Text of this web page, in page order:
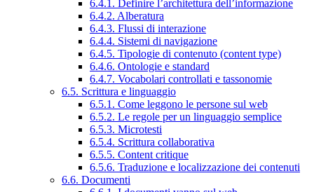
6.4.1. Definire l’architettura dell’informazione
6.4.2. Alberatura
6.4.3. Flussi di interazione
6.4.4. Sistemi di navigazione
6.4.5. Tipologie di contenuto (content type)
6.4.6. Ontologie e standard
6.4.7. Vocabolari controllati e tassonomie
6.5. Scrittura e linguaggio
6.5.1. Come leggono le persone sul web
6.5.2. Le regole per un linguaggio semplice
6.5.3. Microtesti
6.5.4. Scrittura collaborativa
6.5.5. Content critique
6.5.6. Traduzione e localizzazione dei contenuti
6.6. Documenti